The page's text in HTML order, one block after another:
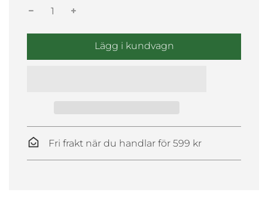
l
ä
n
.
.
.
Lägg i kundvagn
Fri frakt när du handlar för 599 kr